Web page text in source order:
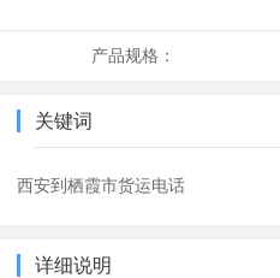
产品规格：
关键词
西安到栖霞市货运电话
详细说明